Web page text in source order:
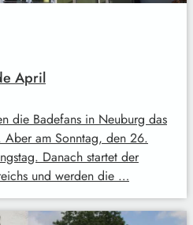
April
die Badefans in Neuburg das
Aber am Sonntag, den 26.
Danach startet der
und werden die …